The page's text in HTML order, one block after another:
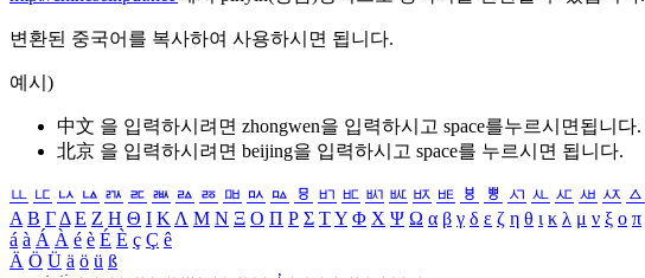
변환된 중국어를 복사하여 사용하시면 됩니다.
예시)
中文 을 입력하시려면 zhongwen을 입력하시고 space를누르시면됩니다.
北京 을 입력하시려면 beijing을 입력하시고 space를 누르시면 됩니다.
ㅥ ㅦ ㅧ ㅨ ㅩ ㅪ ㅫ ㅬ ㅭ ㅮ ㅯ ㅰ ㅱ ㅲ ㅳ ㅴ ㅵ ㅶ ㅷ ㅸ ㅹ ㅺ ㅻ ㅼ ㅽ ㅾ ㅿ
Α Β ΓΔ Ε Ζ Η Θ Ι ΚΛ Μ Ν Ξ Ο Π Ρ Σ ΤΥ Φ Χ Ψ Ω α β γ δ ε ζ η θ ι κ λ μ ν ξ ο π
á à Á À é è É È ç Ç ê
Ä Ö Ü ä ö ü ß